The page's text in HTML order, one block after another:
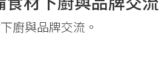
廚與品牌交流。